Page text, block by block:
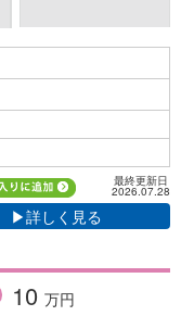
最終更新日
2026.07.28
▶詳しく見る
10 万円